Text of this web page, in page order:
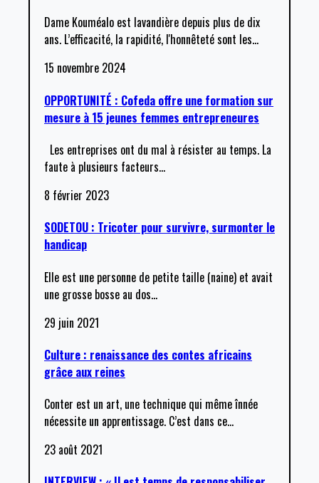
Dame Kouméalo est lavandière depuis plus de dix
ans. L’efficacité, la rapidité, l'honnêteté sont les…
15 novembre 2024
OPPORTUNITÉ : Cofeda offre une formation sur
mesure à 15 jeunes femmes entrepreneures
Les entreprises ont du mal à résister au temps. La
faute à plusieurs facteurs…
8 février 2023
SODETOU : Tricoter pour survivre, surmonter le
handicap
Elle est une personne de petite taille (naine) et avait
une grosse bosse au dos…
29 juin 2021
Culture : renaissance des contes africains
grâce aux reines
Conter est un art, une technique qui même înnée
nécessite un apprentissage. C’est dans ce…
23 août 2021